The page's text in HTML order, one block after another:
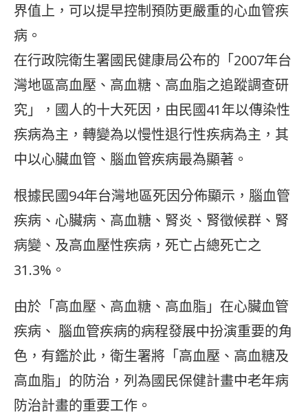
界值上，可以提早控制預防更嚴重的心血管疾
病。
在行政院衛生署國民健康局公布的「2007年台
灣地區高血壓、高血糖、高血脂之追蹤調查研
究」，國人的十大死因，由民國41年以傳染性
疾病為主，轉變為以慢性退行性疾病為主，其
中以心臟血管、腦血管疾病最為顯著。
根據民國94年台灣地區死因分佈顯示，腦血管
疾病、心臟病、高血糖、腎炎、腎徵候群、腎
病變、及高血壓性疾病，死亡占總死亡之
31.3%。
由於「高血壓、高血糖、高血脂」在心臟血管
疾病、 腦血管疾病的病程發展中扮演重要的角
色，有鑑於此，衛生署將「高血壓、高血糖及
高血脂」的防治，列為國民保健計畫中老年病
防治計畫的重要工作。